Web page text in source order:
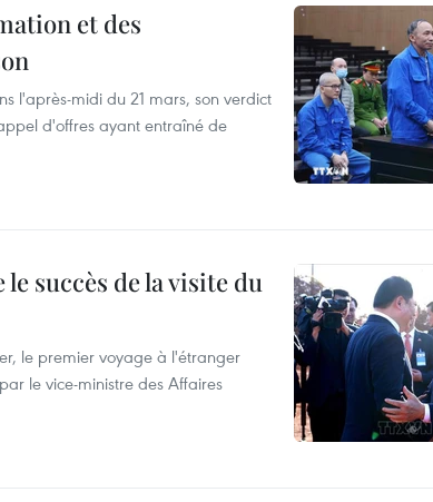
et des
l'après-midi du 21 mars, son verdict
d'offres ayant entraîné de
succès de la visite du
le premier voyage à l'étranger
le vice-ministre des Affaires